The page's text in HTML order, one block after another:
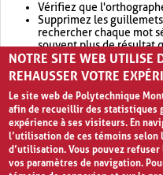
Vérifiez que
Supprimez les
rechercher chaque mot
souvent plus de résultat
Envisagez d'élargir votre
retournera souvent plus
NOTRE SITE WEB UTILISE
REHAUSSER VOTRE
Le site web de Polytechnique
afin de recueillir des statistiques
expérience à ses visiteurs. En
l’utilisation de ces témoins selon
d’utilisation. Vous pouvez
vos paramètres de navigation.